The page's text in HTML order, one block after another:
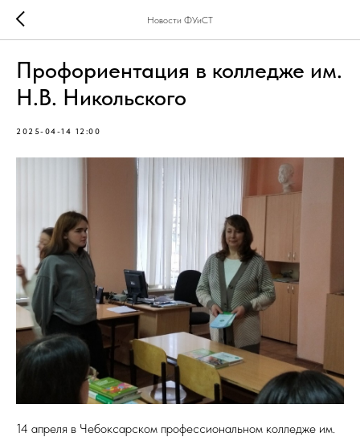
Новости ФУиСТ
Профориентация в колледже им.
Н.В. Никольского
2025-04-14 12:00
14 апреля в Чебоксарском профессиональном колледже им.